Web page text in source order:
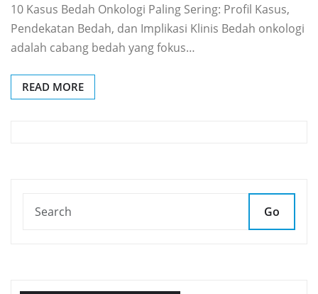
10 Kasus Bedah Onkologi Paling Sering: Profil Kasus,
Pendekatan Bedah, dan Implikasi Klinis Bedah onkologi
adalah cabang bedah yang fokus…
READ MORE
Go